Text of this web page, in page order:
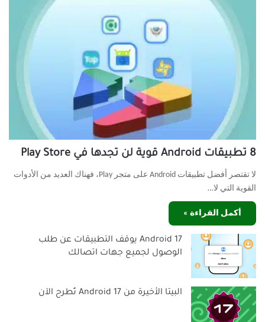
8 تطبيقات Android قوية لن تجدها في Play Store
لا تقتصر أفضل تطبيقات Android على متجر Play، فهناك العديد من الأدوات
القوية التي لا…
أكمل القراءة »
Android 17 يوقف التطبيقات عن طلب
الوصول لجميع جهات اتصالك
البيتا الأخيرة من Android 17 تُطرح الآن